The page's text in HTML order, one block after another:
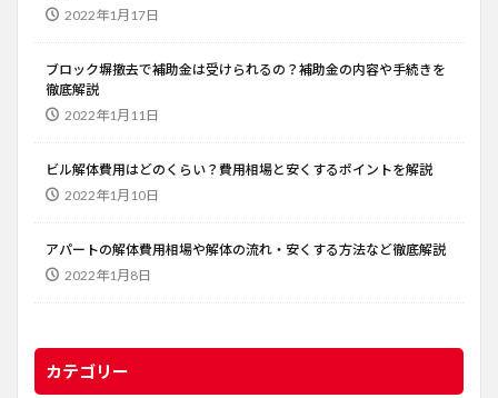
2022年1月17日
ブロック塀撤去で補助金は受けられるの？補助金の内容や手続きを
徹底解説
2022年1月11日
ビル解体費用はどのくらい？費用相場と安くするポイントを解説
2022年1月10日
アパートの解体費用相場や解体の流れ・安くする方法など徹底解説
2022年1月8日
カテゴリー